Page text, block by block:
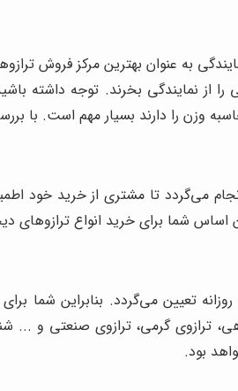
به عنوان بهترین مرکز فروش
نمایندگی بخرند. توجه داشته
وزن را دارند بسیار مهم است. با
انجام می‌گردد تا مشتری از خرید
شما برای خرید انواع ترازوهای
تعیین می‌گردد. بنابراین شما
ترازوی گرمی، ترازوی صنعتی
بود.